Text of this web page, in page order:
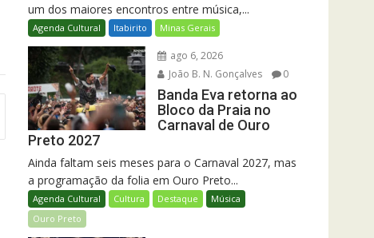
um dos maiores encontros entre música,...
Agenda Cultural Itabirito Minas Gerais
ago 6, 2026
João B. N. Gonçalves
0
Banda Eva retorna ao
Bloco da Praia no
Carnaval de Ouro
Preto 2027
Ainda faltam seis meses para o Carnaval 2027, mas
a programação da folia em Ouro Preto...
Agenda Cultural Cultura Destaque
Música
Ouro Preto